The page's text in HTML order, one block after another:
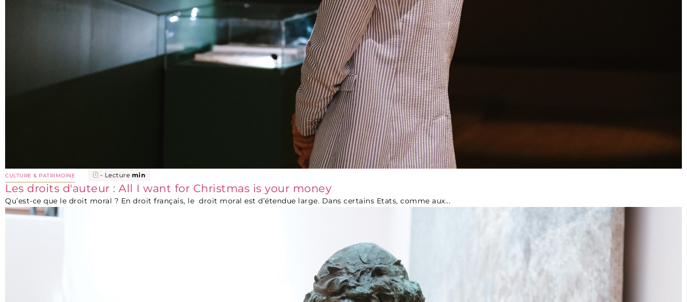
CULTURE & PATRIMOINE - Lecture min
Les droits d'auteur : All I want for Christmas is your money
Qu’est-ce que le droit moral ? En droit français, le droit moral est d’étendue large. Dans certains Etats, comme aux...